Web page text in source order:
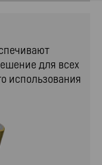
для всех
использования